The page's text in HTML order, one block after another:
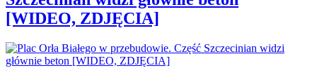
[WIDEO, ZDJĘCIA]